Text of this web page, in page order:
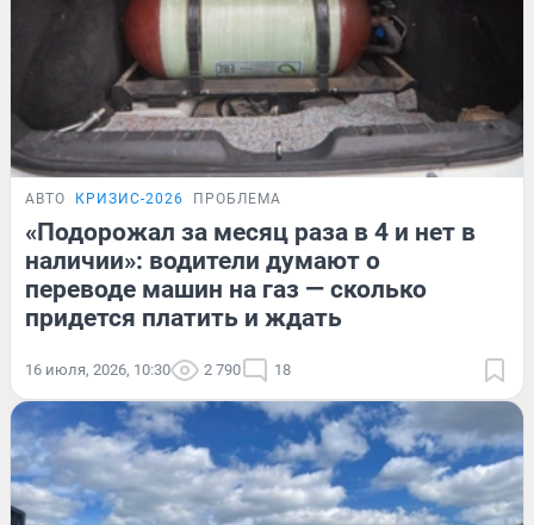
АВТО КРИЗИС-2026 ПРОБЛЕМА
«Подорожал за месяц раза в 4 и нет в
наличии»: водители думают о
переводе машин на газ — сколько
придется платить и ждать
16 июля, 2026, 10:30 2 790 18